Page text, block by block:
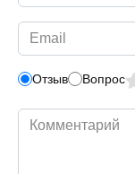
*
Email
*
Отзыв Вопрос
Комментарий